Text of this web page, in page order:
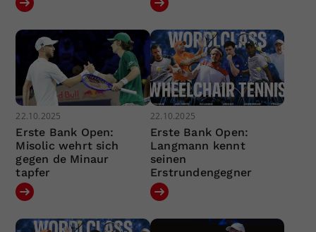
22.10.2025
Erste Bank Open:
Misolic wehrt sich
gegen de Minaur
tapfer
22.10.2025
Erste Bank Open:
Langmann kennt
seinen
Erstrundengegner